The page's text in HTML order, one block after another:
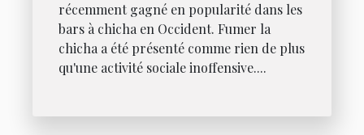
récemment gagné en popularité dans les
bars à chicha en Occident. Fumer la
chicha a été présenté comme rien de plus
qu'une activité sociale inoffensive....